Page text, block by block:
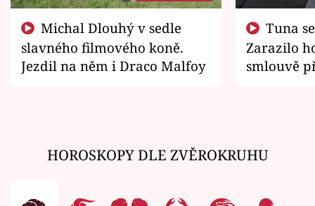
slavného filmového koně.
Jezdil na něm i Draco Malfoy
Zarazilo
smlouvě
HOROSKOPY DLE ZVĚROKRUHU